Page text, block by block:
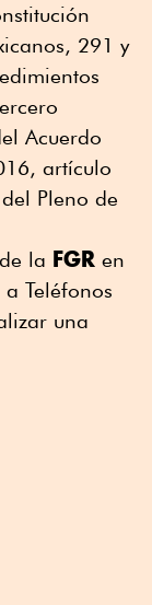
291 y
Acuerdo
artículo
Pleno de
la FGR en
Teléfonos
una